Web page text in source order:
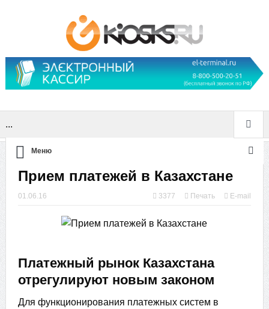
...
Меню
Прием платежей в Казахстане
01.06.16 3377 Печать E-mail
Платежный рынок Казахстана
отрегулируют новым законом
Для функционирования платежных систем в